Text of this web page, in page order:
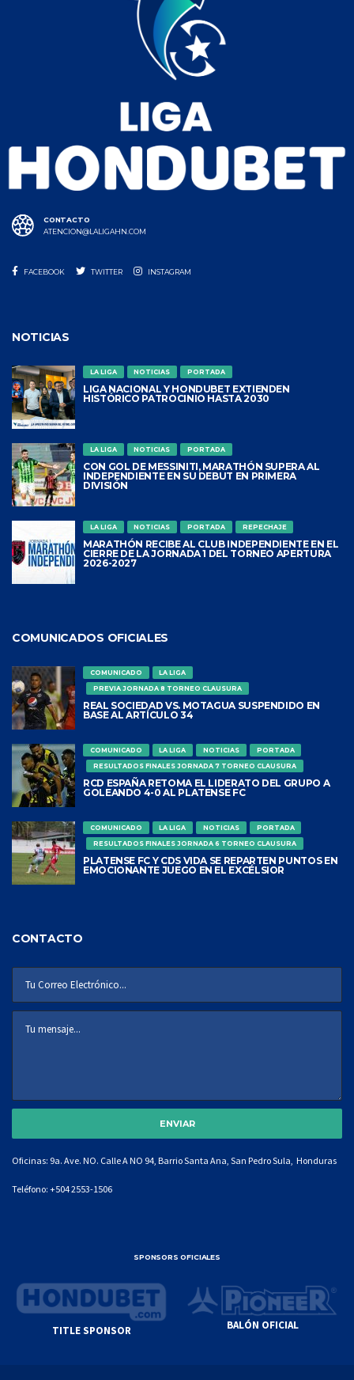
CONTACTO
ATENCION@LALIGAHN.COM
FACEBOOK TWITTER INSTAGRAM
NOTICIAS
LA LIGA NOTICIAS PORTADA
LIGA NACIONAL Y HONDUBET EXTIENDEN
HISTÓRICO PATROCINIO HASTA 2030
LA LIGA NOTICIAS PORTADA
CON GOL DE MESSINITI, MARATHÓN SUPERA AL
INDEPENDIENTE EN SU DEBUT EN PRIMERA
DIVISIÓN
LA LIGA NOTICIAS PORTADA REPECHAJE
MARATHÓN RECIBE AL CLUB INDEPENDIENTE EN EL
CIERRE DE LA JORNADA 1 DEL TORNEO APERTURA
2026-2027
COMUNICADOS OFICIALES
COMUNICADO
LA LIGA
PREVIA JORNADA 8 TORNEO CLAUSURA
REAL SOCIEDAD VS. MOTAGUA SUSPENDIDO EN
BASE AL ARTÍCULO 34
COMUNICADO LA LIGA NOTICIAS
PORTADA
RESULTADOS FINALES JORNADA 7 TORNEO CLAUSURA
RCD ESPAÑA RETOMA EL LIDERATO DEL GRUPO A
GOLEANDO 4-0 AL PLATENSE FC
COMUNICADO LA LIGA NOTICIAS
PORTADA
RESULTADOS FINALES JORNADA 6 TORNEO CLAUSURA
PLATENSE FC Y CDS VIDA SE REPARTEN PUNTOS EN
EMOCIONANTE JUEGO EN EL EXCÉLSIOR
CONTACTO
Oficinas: 9a. Ave. NO. Calle A NO 94, Barrio Santa Ana, San Pedro Sula, Honduras
Teléfono: +504 2553-1506
SPONSORS OFICIALES
TITLE SPONSOR BALÓN OFICIAL